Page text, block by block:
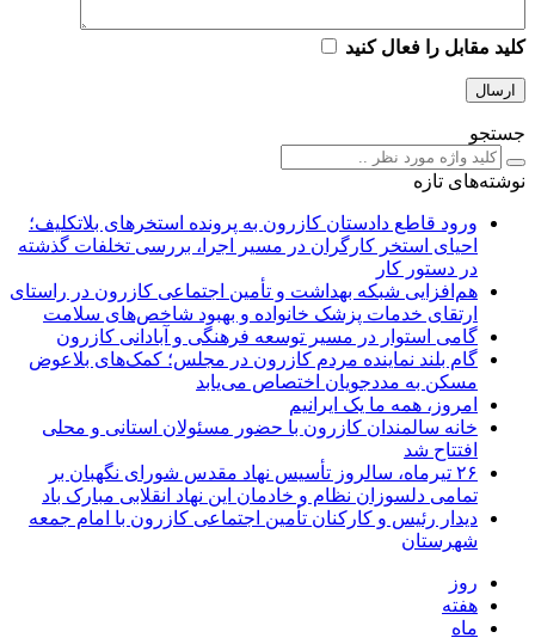
کلید مقابل را فعال کنید
جستجو
نوشته‌های تازه
ورود قاطع دادستان کازرون به پرونده استخرهای بلاتکلیف؛
احیای استخر کارگران در مسیر اجرا، بررسی تخلفات گذشته
در دستور کار
هم‌افزایی شبکه بهداشت و تأمین اجتماعی کازرون در راستای
ارتقای خدمات پزشک خانواده و بهبود شاخص‌های سلامت
گامی استوار در مسیر توسعه فرهنگی و آبادانی کازرون
گام بلند نماینده مردم کازرون در مجلس؛ کمک‌های بلاعوض
مسکن به مددجویان اختصاص می‌یابد
امروز، همه ما یک ایرانیم
خانه سالمندان کازرون با حضور مسئولان استانی و محلی
افتتاح شد
۲۶ تیرماه، سالروز تأسیس نهاد مقدس شورای نگهبان بر
تمامی دلسوزان نظام و خادمان این نهاد انقلابی مبارک باد
دیدار رئیس و کارکنان تأمین اجتماعی کازرون با امام جمعه
شهرستان
روز
هفته
ماه